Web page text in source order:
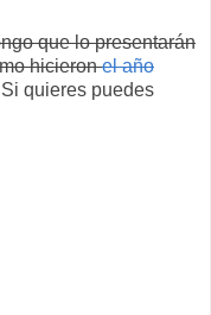
que lo presentarán
hicieronel año
Si quieres puedes